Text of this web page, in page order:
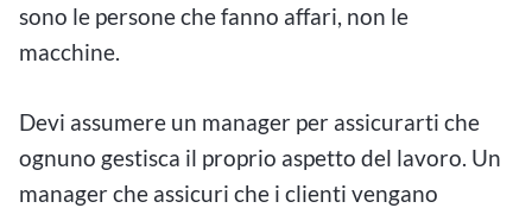
sono le persone che fanno affari, non le
macchine.
Devi assumere un manager per assicurarti che
ognuno gestisca il proprio aspetto del lavoro. Un
manager che assicuri che i clienti vengano